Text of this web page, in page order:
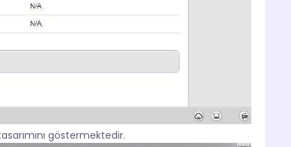
göstermektedir.